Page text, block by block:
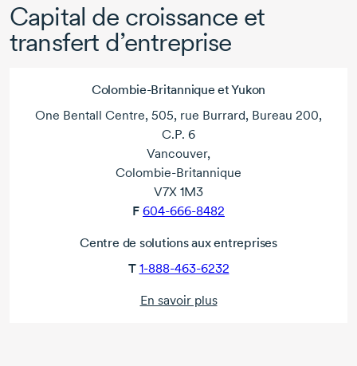
Capital de croissance et
transfert d’entreprise
Colombie-Britannique et Yukon
One Bentall Centre, 505, rue Burrard, Bureau 200,
C.P. 6
Vancouver,
Colombie-Britannique
V7X 1M3
F 604-666-8482
Centre de solutions aux entreprises
T 1-888-463-6232
En savoir plus